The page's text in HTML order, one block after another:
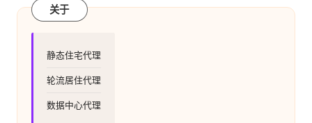
关于
静态住宅代理
轮流居住代理
数据中心代理